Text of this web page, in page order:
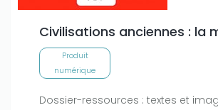
Civilisations anciennes : la
Produit
numérique
Dossier-ressources : textes et